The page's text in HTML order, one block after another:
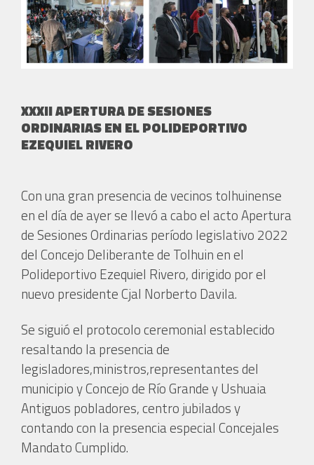
XXXII APERTURA DE SESIONES
ORDINARIAS EN EL POLIDEPORTIVO
EZEQUIEL RIVERO
Con una gran presencia de vecinos tolhuinense
en el día de ayer se llevó a cabo el acto Apertura
de Sesiones Ordinarias período legislativo 2022
del Concejo Deliberante de Tolhuin en el
Polideportivo Ezequiel Rivero, dirigido por el
nuevo presidente Cjal Norberto Davila.
Se siguió el protocolo ceremonial establecido
resaltando la presencia de
legisladores,ministros,representantes del
municipio y Concejo de Río Grande y Ushuaia
Antiguos pobladores, centro jubilados y
contando con la presencia especial Concejales
Mandato Cumplido.